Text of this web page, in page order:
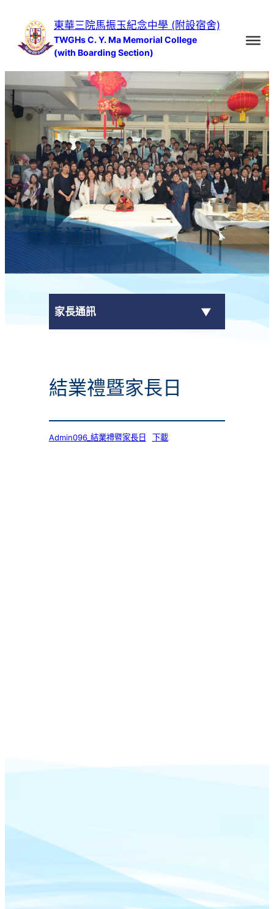
容
東華三院馬振玉紀念中學 (附設宿舍)
TWGHs C. Y. Ma Memorial College
(with Boarding Section)
家長通訊
家長通訊
學校通告
結業禮暨家長日
Admin096_結業禮暨家長日 下載